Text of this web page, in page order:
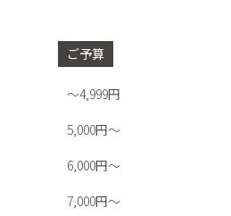
ご予算
～4,999円
5,000円～
6,000円～
7,000円～